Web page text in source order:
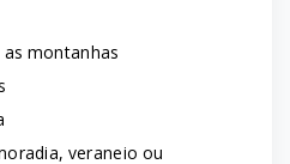
as montanhas
veraneio ou